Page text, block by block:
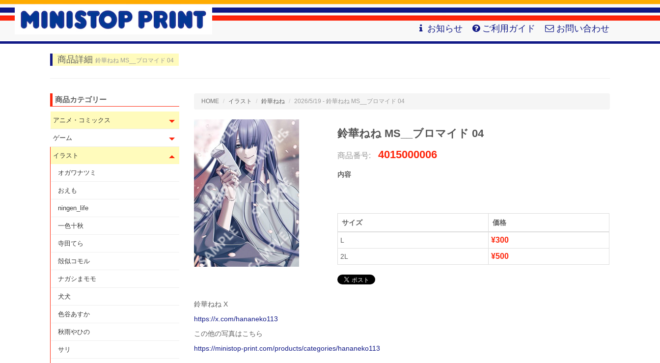
お知らせ ご利用ガイド お問い合わせ
商品詳細 鈴華ねね MS__ブロマイド 04
HOME イラスト 鈴華ねね 2026/5/19 - 鈴華ねね MS__ブロマイド 04
鈴華ねね MS__ブロマイド 04
商品番号: 4015000006
内容
サイズ 価格
L ¥300
2L ¥500
鈴華ねね X
https://x.com/hananeko113
この他の写真はこちら
https://ministop-print.com/products/categories/hananeko113
商品カテゴリー
アニメ・コミックス
ゲーム
イラスト
オガワナツミ
おえも
ningen_life
一色十秋
寺田てら
殻似コモル
ナガシまモモ
犬犬
色谷あすか
秋雨やひの
サリ